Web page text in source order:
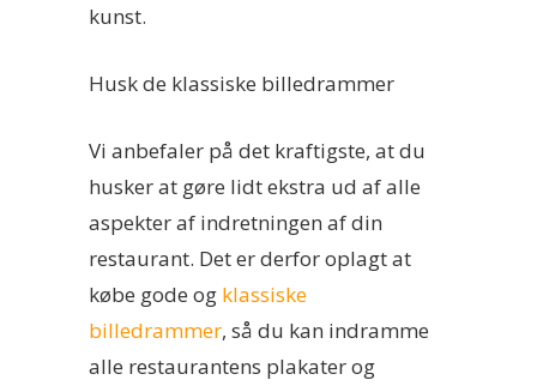
kunst.
Husk de klassiske billedrammer
Vi anbefaler på det kraftigste, at du
husker at gøre lidt ekstra ud af alle
aspekter af indretningen af din
restaurant. Det er derfor oplagt at
købe gode og klassiske
billedrammer, så du kan indramme
alle restaurantens plakater og